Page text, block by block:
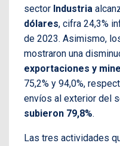
sector Industria
dólares, cifra 24,3%
de 2023. Asimismo,
mostraron una
exportaciones y
75,2% y 94,0%,
envíos al exterior del
subieron 79,8%.
Las tres actividades